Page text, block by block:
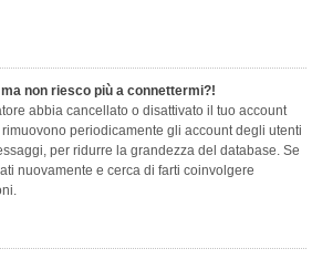
non riesco più a connettermi?!
abbia cancellato o disattivato il tuo account
periodicamente gli account degli utenti
per ridurre la grandezza del database. Se
nuovamente e cerca di farti coinvolgere